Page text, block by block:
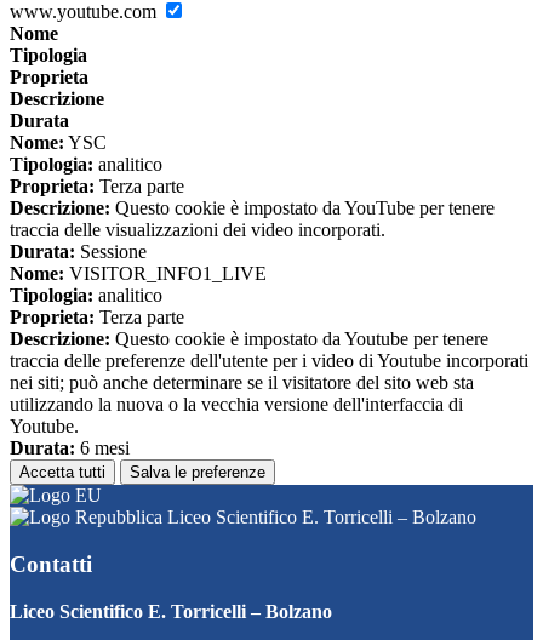
www.youtube.com
Nome
Tipologia
Proprieta
Descrizione
Durata
Nome: YSC
Tipologia: analitico
Proprieta: Terza parte
Descrizione: Questo cookie è impostato da YouTube per tenere
traccia delle visualizzazioni dei video incorporati.
Durata: Sessione
Nome: VISITOR_INFO1_LIVE
Tipologia: analitico
Proprieta: Terza parte
Descrizione: Questo cookie è impostato da Youtube per tenere
traccia delle preferenze dell'utente per i video di Youtube incorporati
nei siti; può anche determinare se il visitatore del sito web sta
utilizzando la nuova o la vecchia versione dell'interfaccia di
Youtube.
Durata: 6 mesi
Accetta tutti Salva le preferenze
Liceo Scientifico E. Torricelli – Bolzano
Contatti
Liceo Scientifico E. Torricelli – Bolzano